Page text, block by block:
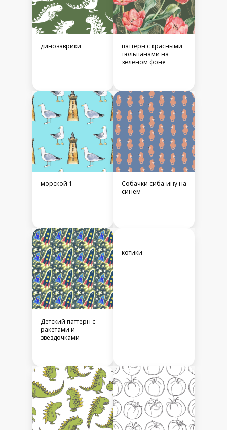
динозаврики
паттерн с красными
тюльпанами на
зеленом фоне
морской 1
Собачки сиба-ину на
синем
Детский паттерн с
ракетами и
звездочками
котики